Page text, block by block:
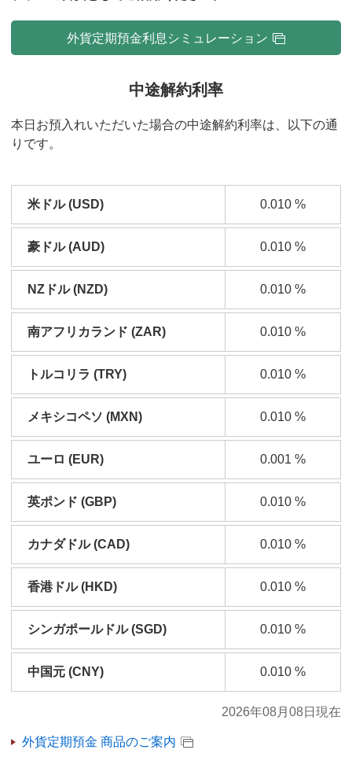
外貨定期預金利息シミュレーション
中途解約利率
本日お預入れいただいた場合の中途解約利率は、以下の通
りです。
米ドル (USD) 0.010%
豪ドル (AUD) 0.010%
NZドル (NZD) 0.010%
南アフリカランド (ZAR) 0.010%
トルコリラ (TRY) 0.010%
メキシコペソ (MXN) 0.010%
ユーロ (EUR) 0.001 %
英ポンド (GBP) 0.010%
カナダドル (CAD) 0.010%
香港ドル (HKD) 0.010%
シンガポールドル (SGD) 0.010%
中国元 (CNY) 0.010%
2026年08月08日現在
外貨定期預金 商品のご案内